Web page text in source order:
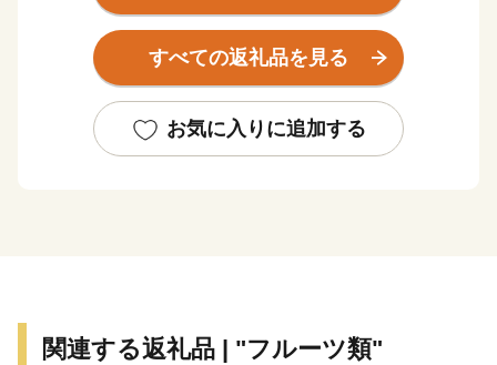
人が健康で笑顔にあふれ、いきいきと暮らせるまちを創
りたい。こんな夢を実現するために、市民と行政が一体
となったまちづくりを推進しています。
皆さんの心にいつまでも残るふるさと赤磐市"への思
い。その思いを 赤磐ふるさと応援寄附金によってかた
すべての返礼品を見る
お気に入りに追加する
関連する返礼品 | "フルーツ類"